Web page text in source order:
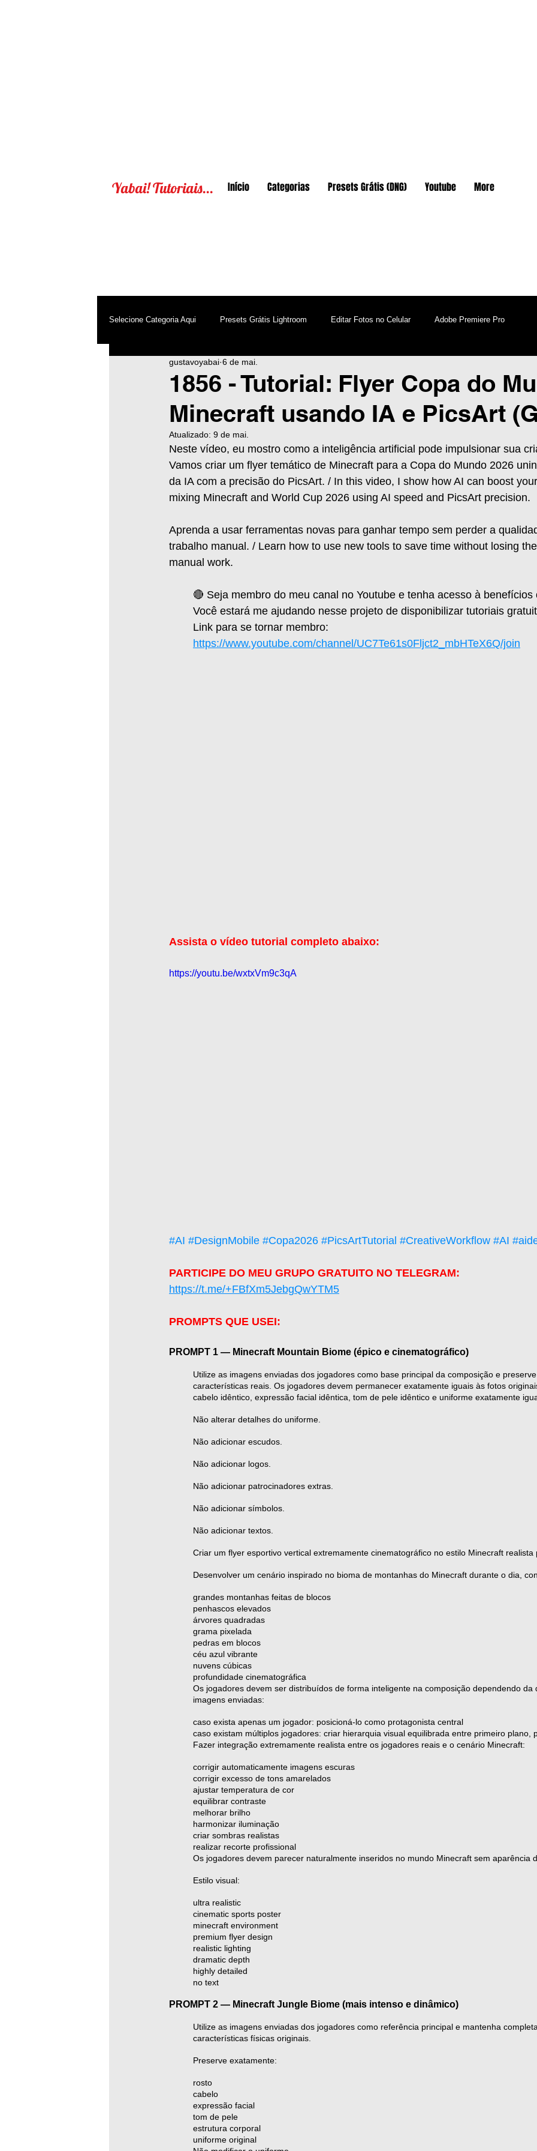
Yabai! Tutoriais... Início Categorias Presets Grátis (DNG) Youtube More
Selecione Categoria Aqui Presets Grátis Lightroom Editar Fotos no Celular Adobe Premiere Pro
After Effects Android Destaques PicsArt
Top PicsArt WhatsApp Windows Edição de Vídeos no Celular
Inteligência Artificial
1856 - Tutorial: Flyer Copa do
Minecraft usando IA e PicsArt
gustavoyabai 6 de mai.
Atualizado: 9 de mai.
Neste vídeo, eu mostro como a inteligência artificial pode impulsionar sua
Vamos criar um flyer temático de Minecraft para a Copa do Mundo 2026
da IA com a precisão do PicsArt. / In this video, I show how AI can boost
mixing Minecraft and World Cup 2026 using AI speed and PicsArt precision.
Aprenda a usar ferramentas novas para ganhar tempo sem perder a
trabalho manual. / Learn how to use new tools to save time without losing
manual work.
🔴 Seja membro do meu canal no Youtube e tenha acesso à benefícios
Você estará me ajudando nesse projeto de disponibilizar tutoriais
Link para se tornar membro:
https://www.youtube.com/channel/UC7Te61s0Fljct2_mbHTeX6Q/join
Assista o vídeo tutorial completo abaixo:
https://youtu.be/wxtxVm9c3qA
#AI #DesignMobile #Copa2026 #PicsArtTutorial #CreativeWorkflow #AI
PARTICIPE DO MEU GRUPO GRATUITO NO TELEGRAM:
https://t.me/+FBfXm5JebgQwYTM5
PROMPTS QUE USEI:
PROMPT 1 — Minecraft Mountain Biome (épico e cinematográfico)
Utilize as imagens enviadas dos jogadores como base principal da composição e
características reais. Os jogadores devem permanecer exatamente iguais às fotos
cabelo idêntico, expressão facial idêntica, tom de pele idêntico e uniforme exatamente
Não alterar detalhes do uniforme.
Não adicionar escudos.
Não adicionar logos.
Não adicionar patrocinadores extras.
Não adicionar símbolos.
Não adicionar textos.
Criar um flyer esportivo vertical extremamente cinematográfico no estilo Minecraft realista
Desenvolver um cenário inspirado no bioma de montanhas do Minecraft durante o dia,
grandes montanhas feitas de blocos
penhascos elevados
árvores quadradas
grama pixelada
pedras em blocos
céu azul vibrante
nuvens cúbicas
profundidade cinematográfica
Os jogadores devem ser distribuídos de forma inteligente na composição dependendo da
imagens enviadas:
caso exista apenas um jogador: posicioná-lo como protagonista central
caso existam múltiplos jogadores: criar hierarquia visual equilibrada entre primeiro plano,
Fazer integração extremamente realista entre os jogadores reais e o cenário Minecraft:
corrigir automaticamente imagens escuras
corrigir excesso de tons amarelados
ajustar temperatura de cor
equilibrar contraste
melhorar brilho
harmonizar iluminação
criar sombras realistas
realizar recorte profissional
Os jogadores devem parecer naturalmente inseridos no mundo Minecraft sem aparência
Estilo visual:
ultra realistic
cinematic sports poster
minecraft environment
premium flyer design
realistic lighting
dramatic depth
highly detailed
no text
PROMPT 2 — Minecraft Jungle Biome (mais intenso e dinâmico)
Utilize as imagens enviadas dos jogadores como referência principal e mantenha
características físicas originais.
Preserve exatamente:
rosto
cabelo
expressão facial
tom de pele
estrutura corporal
uniforme original